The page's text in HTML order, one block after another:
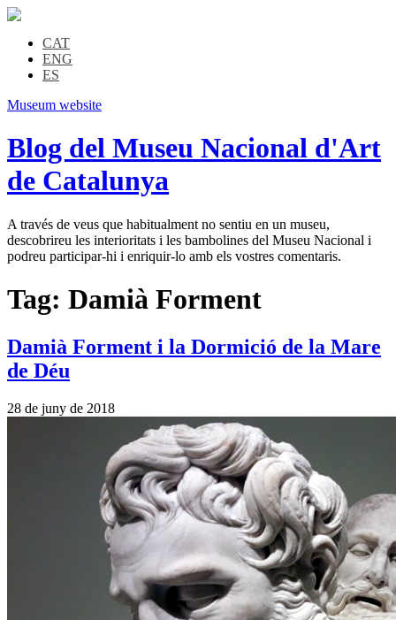
CAT
ENG
ES
Museum website
Blog del Museu Nacional d'Art
de Catalunya
A través de veus que habitualment no sentiu en un museu,
descobrireu les interioritats i les bambolines del Museu Nacional i
podreu participar-hi i enriquir-lo amb els vostres comentaris.
Tag: Damià Forment
Damià Forment i la Dormició de la Mare
de Déu
28 de juny de 2018